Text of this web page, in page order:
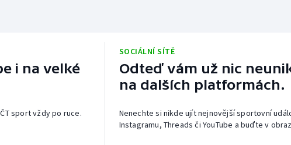
i na velké
sport vždy po ruce.
SOCIÁLNÍ SÍTĚ
Odteď vám už nic
na dalších platformách.
Nenechte si nikde ujít nejnovější sportovní
Instagramu, Threads či YouTube a buďte v